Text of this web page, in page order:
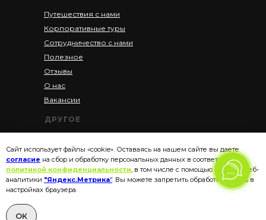
Путешествия с нами
Корпоративные туры
Сотрудничество с нами
Полезное
Отзывы
О нас
Вакансии
ДРУГОЕ
Рассрочка
Политика конфиденциальности
Пользовательское соглашение
Договор-оферта на оказание
Сайт использует файлы «cookie». Оставаясь на нашем сайте вы даете
согласие на сбор и обработку персональных данных в соответствии с
политикой конфиденциальности, в том числе с помощью сервиса веб-
аналитики "Яндекс.Метрика". Вы можете запретить обработку cookies в
настройках браузера.
ОК